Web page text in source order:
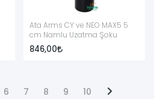
Ata Arms CY ve NEO MAX5 5
cm Namlu Uzatma Şoku
846,00
6 7 8 9 10